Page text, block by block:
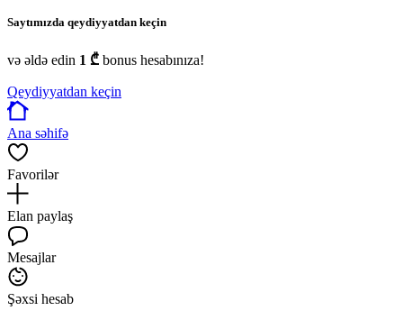
Saytımızda qeydiyyatdan keçin
və əldə edin 1 ₾ bonus hesabınıza!
Qeydiyyatdan keçin
Ana səhifə
Favorilər
Elan paylaş
Mesajlar
Şəxsi hesab